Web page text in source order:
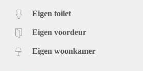
Eigen toilet
Eigen voordeur
Eigen woonkamer